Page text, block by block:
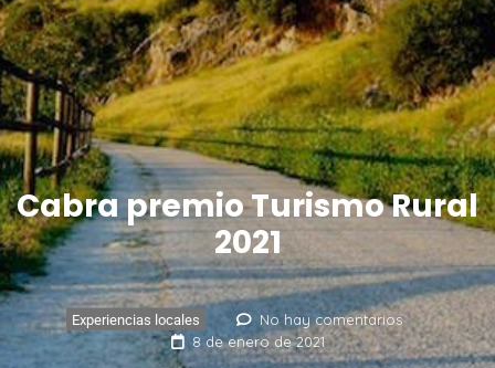
Cabra premio Turismo Rural
2021
Experiencias locales
No hay comentarios
8 de enero de 2021